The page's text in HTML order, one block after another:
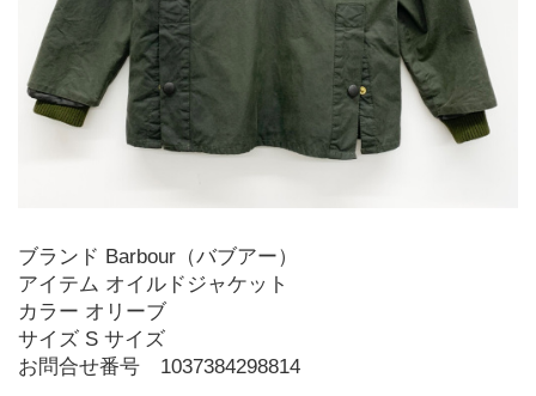
ブランド Barbour（バブアー）
アイテム オイルドジャケット
カラー オリーブ
サイズ S サイズ
お問合せ番号 1037384298814